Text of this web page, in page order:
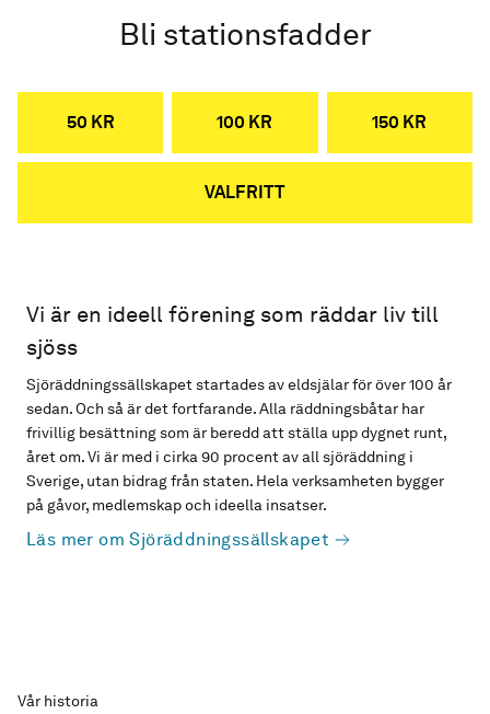
Bli stationsfadder
50 KR 100 KR 150 KR
VALFRITT
Vi är en ideell förening som räddar liv till
sjöss
Sjöräddningssällskapet startades av eldsjälar för över 100 år
sedan. Och så är det fortfarande. Alla räddningsbåtar har
frivillig besättning som är beredd att ställa upp dygnet runt,
året om. Vi är med i cirka 90 procent av all sjöräddning i
Sverige, utan bidrag från staten. Hela verksamheten bygger
på gåvor, medlemskap och ideella insatser.
Läs mer om Sjöräddningssällskapet
Vår historia